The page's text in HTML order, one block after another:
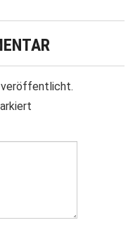
veröffentlicht.